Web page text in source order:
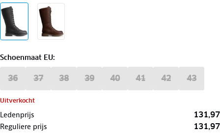
Schoenmaat EU:
36 37 38 39 40 41 42 43
Uitverkocht
Ledenprijs 131,97
Reguliere prijs 131,97